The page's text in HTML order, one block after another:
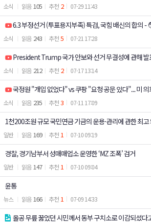
소식 105 2 07-29 11:43
소식
6.3 부정선거 (투표용지부족) 특검, 국힘 배신의 합의 -
243 5 07-21 17:28
소식
President Trump 국가 안보와 선거 무결성에 관해 발
212 2 07-17 13:14
소식
국정원 "개입 없었다" vs 쿠팡 "요청 공문 있다"... 미
고논
235 3 07-11 17:09
일반
1천200조원 규모 국민연금 기금의 운용·관리에 관한 최
민연금 기금운용전문위원, 연임 가능해진다…최대 6년/청
민노총 출신 김경자
169 1 07-10 09:19
일반
경찰, 경기남부서 성매매업소 운영한 ‘MZ 조폭’ 검거
147 1 07-10 09:04
뉴스
윤통
166 1 07-09 14:33
올공 무릎 꿇었던 시민께서 동부 구치소로 이감되셨다